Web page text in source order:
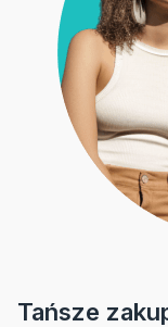
Tańsze